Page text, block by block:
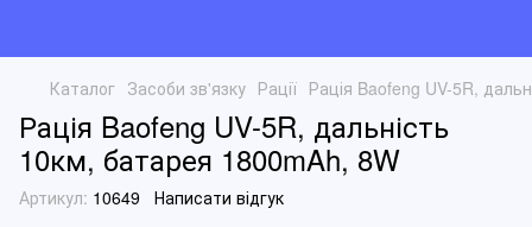
Каталог Засоби зв'язку Рації Рація Baofeng UV-5R,
Рація Baofeng UV-5R, дальність
10км, батарея 1800mAh, 8W
Артикул: 10649 Написати відгук